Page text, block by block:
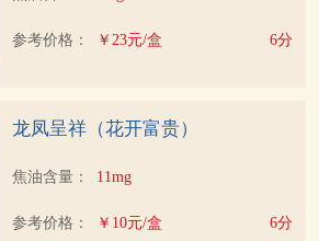
参考价格： ￥23元/盒 6分
龙凤呈祥（花开富贵）
焦油含量： 11mg
参考价格： ￥10元/盒 6分